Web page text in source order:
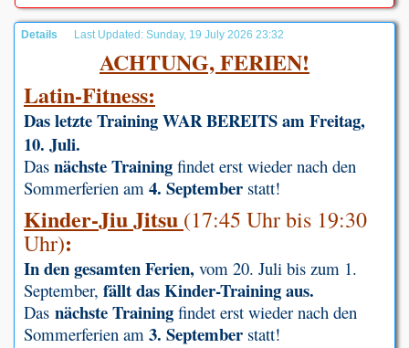
Details Last Updated: Sunday, 19 July 2026 23:32
ACHTUNG, FERIEN!
Latin-Fitness:
Das letzte Training WAR BEREITS am Freitag,
10. Juli.
Das nächste Training findet erst wieder nach den
Sommerferien am 4. September statt!
Kinder-Jiu Jitsu (17:45 Uhr bis 19:30
Uhr):
In den gesamten Ferien, vom 20. Juli bis zum 1.
September, fällt das Kinder-Training aus.
Das nächste Training findet erst wieder nach den
Sommerferien am 3. September statt!